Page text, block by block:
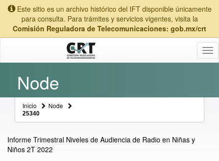
Este sitio es un archivo histórico del IFT disponible únicamente
para consulta. Para trámites y servicios vigentes, visita la
Comisión Reguladora de Telecomunicaciones: gob.mx/crt
Node
Inicio Node
25340
Informe Trimestral Niveles de Audiencia de Radio en Niñas y
Niños 2T 2022